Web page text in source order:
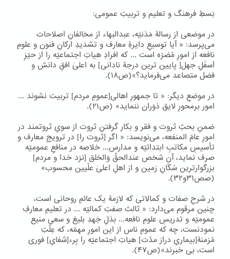
بَسطِ فرهنگ و تعلیم و تربیتِ عمومی:
در موضعی از رسالۀ مَدَنیّه، عبدالبهاء از مخالفانِ اصلاحات
می‌پرسد: « آیا توسیعِ دایرۀِ معارف و تشدیدِ ارکانِ فنون و علومِ
نافعه از امورِ مُضرّه است ... که افرادِ هیاتِ اجتماعیّه را از حیّزِ
اَسفَلِ جهل[ پایین ترین درجۀ نادانی] به اعلیٰ افقِ دانش و
فضل متصاعد می‌فرماید؟»(ص۱۸).
در موضعِ دیگر: « تا جمهورِ اهالی[عمومِ مردم] تربیت نشوند ...
امور برمحورِ لایق دَوَران ننماید» (ص۲۱).
ضمنِ بحثِ ثروت و فقر و بکار گرفتنِ ثروت از سویِ ثروتمند در
امورِ عامّ المنفعه، می‌نویسد: « اگر [ثروت را] در ترویجِ معارف و
تأسیسِ مکاتبِ ابتدائیّه و مدارس... خلاصه در منافعِ عمومیّه
صرف نماید، آن شخص عندالحقِّ وَالخلق [نزد خدا و مردم]
بزرگوارترین سُکّانِ زمین و از اهلِ اعلیٰ علّیین محسوب»
(صص۳۱و۳۲).
در شرحِ صفات و کمالاتی که لازمۀ یک عالمِ روحانی است،
چنین مرقوم می‌دارد: « ثالث صفتِ کمالیّه ... در تعلیمِ معارفِ
عمومیّه و تدریسِ علومِ نافعه... بذلِ جَهدِ بلیغ و سعیِ منیع
نمودنست، چه که عمومِ ناس از این امورِ مهمّه، که عِلّتِ
مُزمنۀ[بیماریِ دراز مدّت] هیاتِ اجتماعیّه را بِرء[شفایِ] فوری
است، بی خبرند»(ص۴۷).